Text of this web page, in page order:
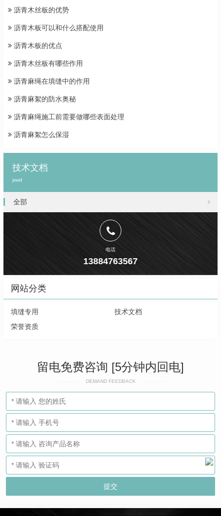
沥青木丝板的优势
沥青木板可以和什么搭配使用
沥青木板的优点
沥青木丝板有哪些作用
沥青麻绳在填缝中的作用
沥青麻絮的防水奥秘
沥青麻绳施工前需要做哪些表面处理
沥青麻絮怎么保湿
技术文档
jswd
全部
电话
13884763567
网站分类
填缝专用
技术文档
荣誉资质
留电免费咨询 [5分钟内回电]
DEMAND FEEDBACK